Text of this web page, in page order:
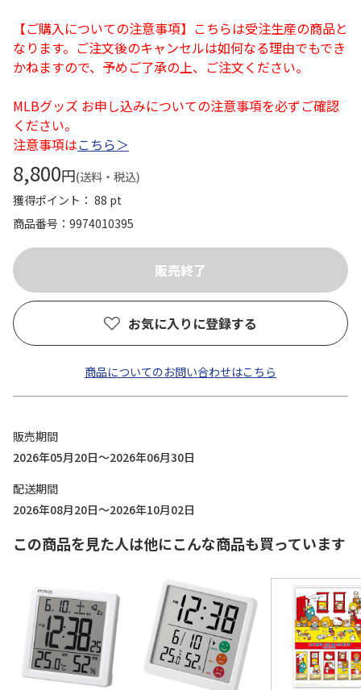
【ご購入についての注意事項】こちらは受注生産の商品と
なります。ご注文後のキャンセルは如何なる理由でもでき
かねますので、予めご了承の上、ご注文ください。
MLBグッズ お申し込みについての注意事項を必ずご確認
ください。
注意事項はこちら＞
8,800円(送料・税込)
獲得ポイント： 88 pt
商品番号
9974010395
お気に入りに登録する
商品についてのお問い合わせはこちら
販売期間
2026年05月20日～2026年06月30日
配送期間
2026年08月20日～2026年10月02日
この商品を見た人は他にこんな商品も買っています